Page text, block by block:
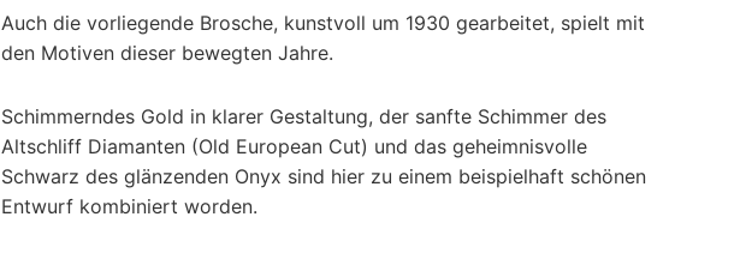
Auch die vorliegende Brosche, kunstvoll um 1930 gearbeitet, spielt mit
den Motiven dieser bewegten Jahre.
Schimmerndes Gold in klarer Gestaltung, der sanfte Schimmer des
Altschliff Diamanten (Old European Cut) und das geheimnisvolle
Schwarz des glänzenden Onyx sind hier zu einem beispielhaft schönen
Entwurf kombiniert worden.